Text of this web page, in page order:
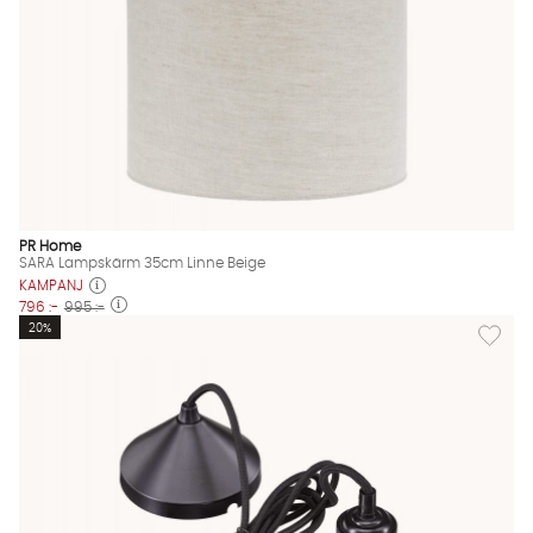
PR Home
SARA Lampskärm 35cm Linne Beige
KAMPANJ
796 :- 995 :-
Lägg
20%